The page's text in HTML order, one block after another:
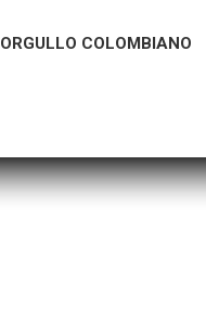
ORGULLO COLOMBIANO